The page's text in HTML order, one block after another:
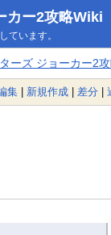
カー2攻略Wiki
ています。
ーズ ジョーカー2
集 | 新規作成 | 差分 |